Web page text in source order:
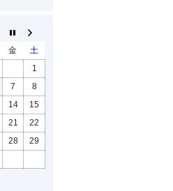
金
土
1
7
8
14
15
21
22
28
29